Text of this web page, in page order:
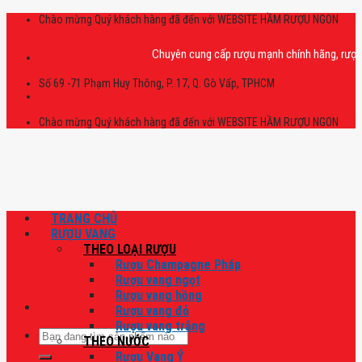
Skip
Chào mừng Quý khách hàng đã đến với WEBSITE HẦM RƯỢU NGON
Chuyên cung cấp rượu mạnh chính hãng, rượu
Số 69 -71 Phạm Huy Thông, P. 17, Q. Gò Vấp, TPHCM
Chào mừng Quý khách hàng đã đến với WEBSITE HẦM RƯỢU NGON
Tìm
kiếm:
TRANG CHỦ
RƯỢU VANG
THEO LOẠI RƯỢU
Rượu Champagne Pháp
Rượu vang ngọt
Rượu vang hồng
Rượu vang đỏ
Rượu vang trắng
THEO NƯỚC
Rượu Vang Ý